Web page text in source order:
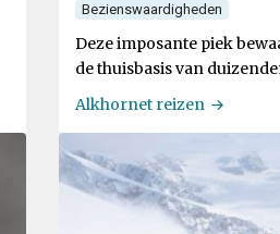
Bezienswaardigheden
Deze imposante piek
de thuisbasis van
Alkhornet reizen